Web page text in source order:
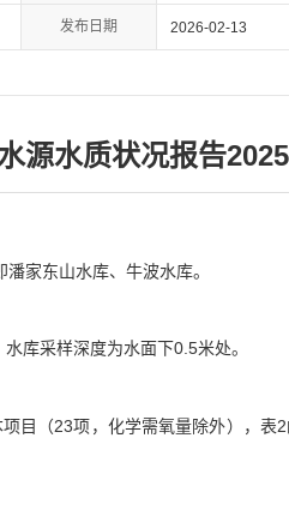
发布日期 2026-02-13
源水质状况报告
家东山水库、牛波水库。
库采样深度为水面下0.5米处。
目（23项，化学需氧量除外），表